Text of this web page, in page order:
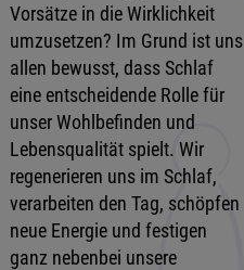
Vorsätze in die Wirklichkeit
umzusetzen? Im Grund ist uns
allen bewusst, dass Schlaf
eine entscheidende Rolle für
unser Wohlbefinden und
Lebensqualität spielt. Wir
regenerieren uns im Schlaf,
verarbeiten den Tag, schöpfen
neue Energie und festigen
ganz nebenbei unsere